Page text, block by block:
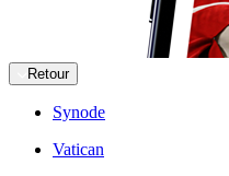
Retour
Synode
Vatican